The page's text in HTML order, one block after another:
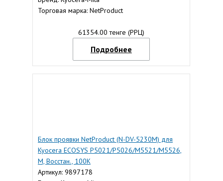
Торговая марка: NetProduct
61354.00 тенге (РРЦ)
Подробнее
Блок проявки NetProduct (N-DV-5230M) для
Kyocera ECOSYS P5021/P5026/M5521/M5526,
M, Восстан., 100К
Артикул: 9897178